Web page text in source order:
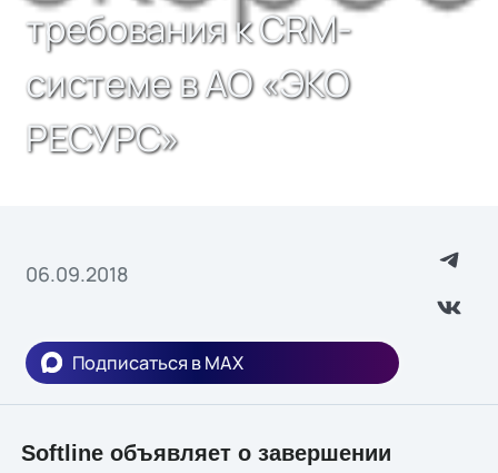
требования к CRM-
системе в АО «ЭКО
РЕСУРС»
06.09.2018
Подписаться в MAX
Softline объявляет о завершении